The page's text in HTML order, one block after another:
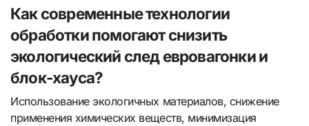
Как современные технологии
обработки помогают снизить
экологический след евровагонки и
блок-хауса?
Использование экологичных материалов, снижение
применения химических веществ, минимизация